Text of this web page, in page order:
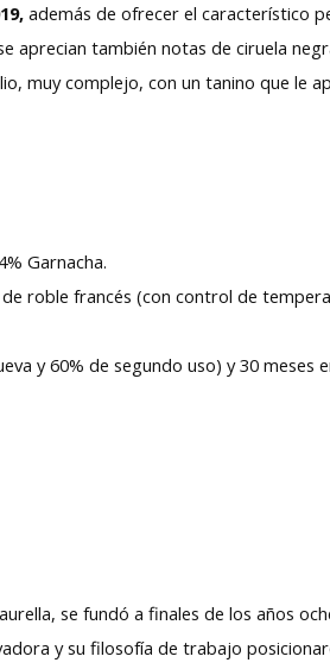
además de ofrecer el característico
aprecian también notas de ciruela
muy complejo, con un tanino que le
Garnacha.
roble francés (con control de
y 60% de segundo uso) y 30 meses
se fundó a finales de los años
y su filosofía de trabajo